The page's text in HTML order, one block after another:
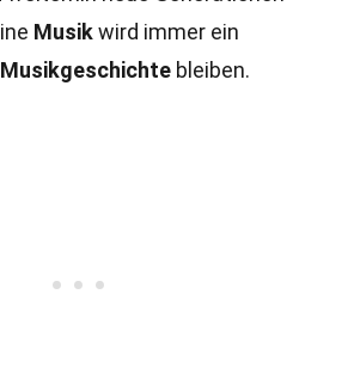
Musikwird immer ein
Musikgeschichte bleiben.